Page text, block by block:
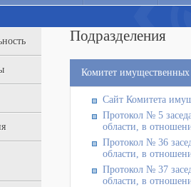
Подразделения
Комитет
Сайт Комитета
Протокол № 5
области, в
Протокол № 36
области, в
Протокол № 37
области, в